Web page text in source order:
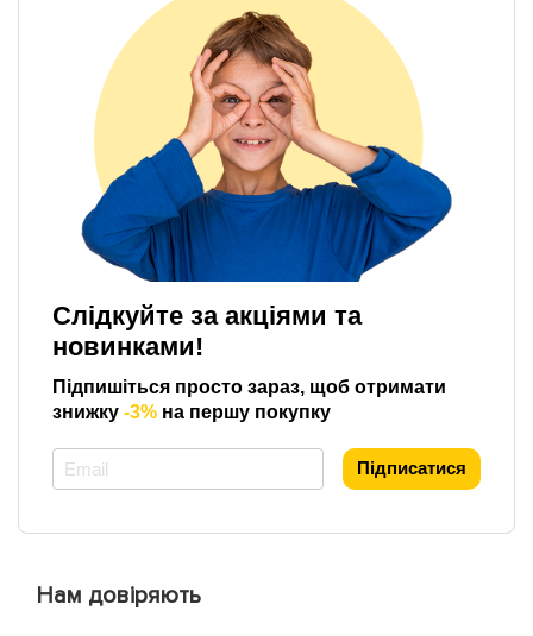
Слідкуйте за акціями та
новинками!
Підпишіться просто зараз, щоб отримати
знижку -3% на першу покупку
Підписатися
Нам довіряють